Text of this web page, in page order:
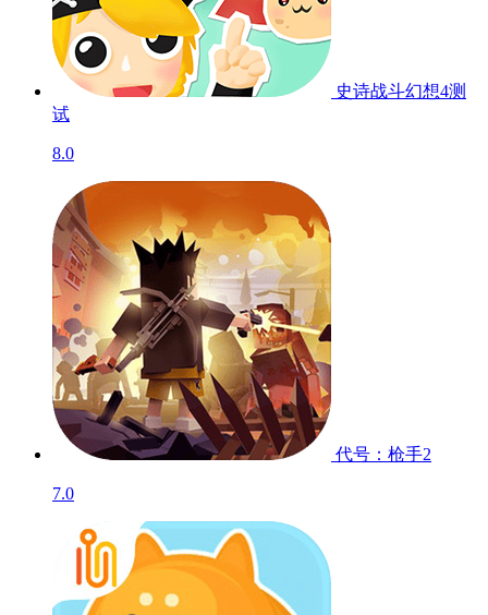
史诗战斗幻想4测
试
8.0
代号：枪手2
7.0